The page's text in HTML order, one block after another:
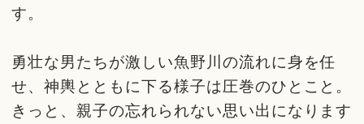
す。
勇壮な男たちが激しい魚野川の流れに身を任
せ、神輿とともに下る様子は圧巻のひとこと。
きっと、親子の忘れられない思い出になります